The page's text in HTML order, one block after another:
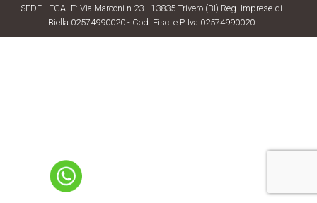
SEDE LEGALE: Via Marconi n.23 - 13835 Trivero (BI) Reg. Imprese di
Biella 02574990020 - Cod. Fisc. e P. Iva 02574990020